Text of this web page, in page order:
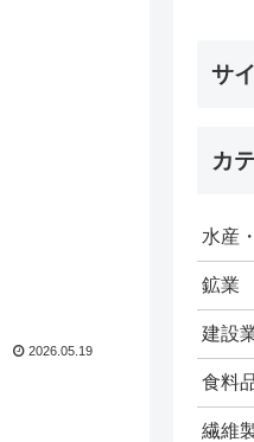
2026.05.19
サ
カ
水産
鉱業
建設
食料
繊維